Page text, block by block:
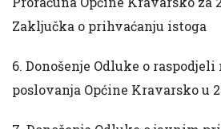
Zaključka o prihvaćanju istoga
6. Donošenje Odluke o
poslovanja Općine Kravarsko u